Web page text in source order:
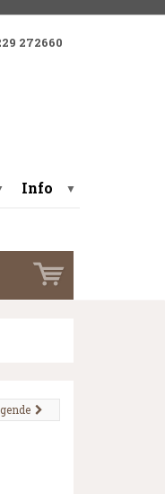
272660
Info ▼